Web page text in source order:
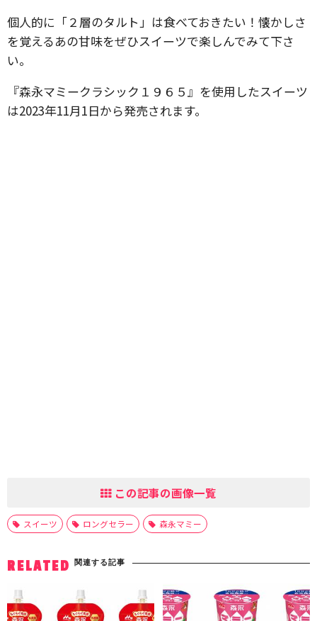
個人的に「２層のタルト」は食べておきたい！懐かしさ
を覚えるあの甘味をぜひスイーツで楽しんでみて下さ
い。
『森永マミークラシック１９６５』を使用したスイーツ
は2023年11月1日から発売されます。
この記事の画像一覧
スイーツ ロングセラー 森永マミー
RELATED 関連する記事